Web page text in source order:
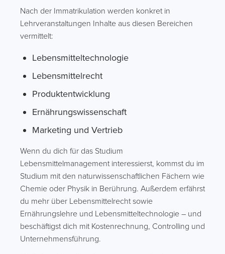
Nach der Immatrikulation werden konkret in
Lehrveranstaltungen Inhalte aus diesen Bereichen
vermittelt:
Lebensmitteltechnologie
Lebensmittelrecht
Produktentwicklung
Ernährungswissenschaft
Marketing und Vertrieb
Wenn du dich für das Studium
Lebensmittelmanagement interessierst, kommst du im
Studium mit den naturwissenschaftlichen Fächern wie
Chemie oder Physik in Berührung. Außerdem erfährst
du mehr über Lebensmittelrecht sowie
Ernährungslehre und Lebensmitteltechnologie – und
beschäftigst dich mit Kostenrechnung, Controlling und
Unternehmensführung.